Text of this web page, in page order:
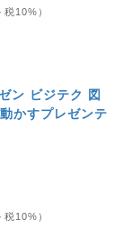
税10%）
ン ビジテク 図
かすプレゼンテ
税10%）